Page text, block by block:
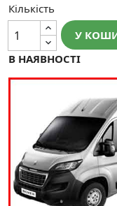
Кількість
У
В НАЯВНОСТІ